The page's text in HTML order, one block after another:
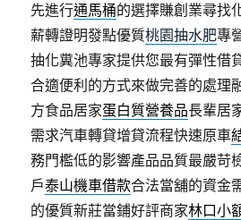
先進行通馬桶的選擇賺創業尋找
薪轉證明發點優質桃園抽水肥專
抽化糞池專家提供您最有彈性借
合適便利的方式來做完善的處理
方食品居家蛋白質營養品長輩居
需求汽車轉貸增貸流程快速原車
務門檻低的影響產品品質最嚴苛
戶泰山機車借款合法當舖的資金
的優質新莊當鋪好評商家林口小